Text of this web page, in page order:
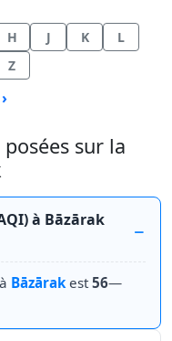
H J K
L
Z
sur la
à Bāzārak
Bāzārakest56—